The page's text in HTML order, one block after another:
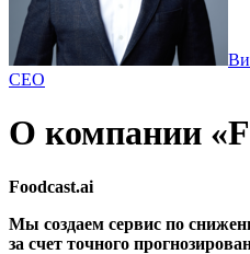
CEO
О компании
Foodcast.ai
Мы создаем сервис по
за счет точного